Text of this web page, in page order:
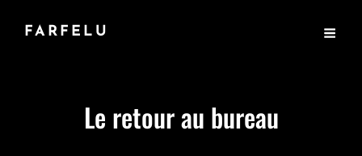
FARFELU
Le retour au bureau